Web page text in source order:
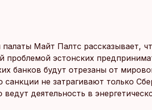
Майт Палтс рассказывает,
эстонских
банков будут отрезаны от
не затрагивают только
деятельность в